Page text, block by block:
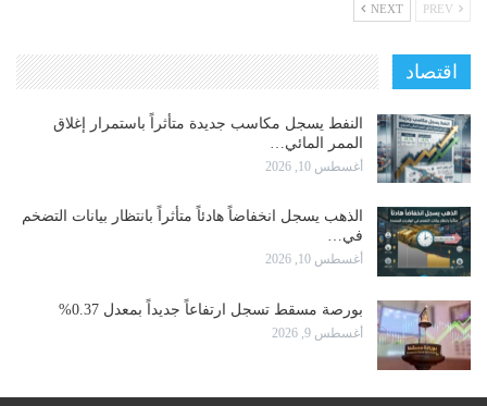
NEXT
اقتصاد
النفط يسجل مكاسب جديدة متأثراً باستمرار إغلاق
الممر المائي…
أغسطس 10, 2026
الذهب يسجل انخفاضاً هادئاً متأثراً بانتظار بيانات التضخم
في…
أغسطس 10, 2026
بورصة مسقط تسجل ارتفاعاً جديداً بمعدل 0.37%
أغسطس 9, 2026